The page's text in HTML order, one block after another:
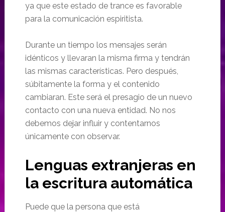
ya que este estado de trance es favorable
para la comunicación espiritista.
Durante un tiempo los mensajes serán
idénticos y llevaran la misma firma y tendrán
las mismas características. Pero después,
súbitamente la forma y el contenido
cambiaran. Este será el presagio de un nuevo
contacto con una nueva entidad. No nos
debemos dejar influir y contentarnos
únicamente con observar.
Lenguas extranjeras en
la escritura automática
Puede que la persona que está